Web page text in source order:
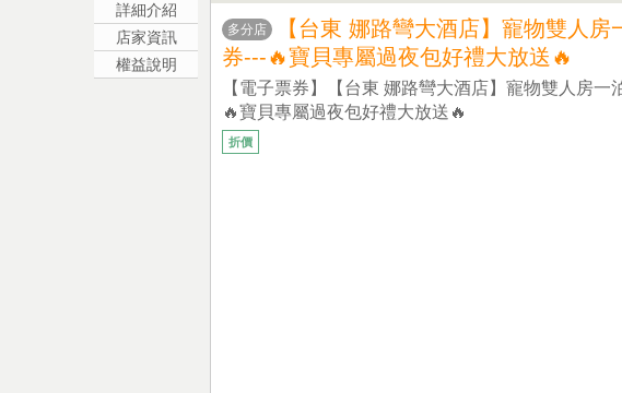
詳細介紹
店家資訊
權益說明
多分店
【台東 娜路彎大酒店】寵物雙人房
券---🔥寶貝專屬過夜包好禮大放送🔥
【電子票券】【台東 娜路彎大酒店】寵物雙人房一
🔥寶貝專屬過夜包好禮大放送🔥
折價